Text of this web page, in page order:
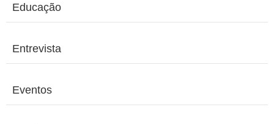
Educação
Entrevista
Eventos